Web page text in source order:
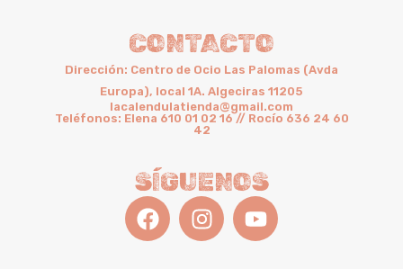
CONTACTO
Dirección: Centro de Ocio Las Palomas (Avda
Europa), local 1A. Algeciras 11205
lacalendulatienda@gmail.com
Teléfonos: Elena 610 01 02 16 // Rocío 636 24 60
42
SÍGUENOS